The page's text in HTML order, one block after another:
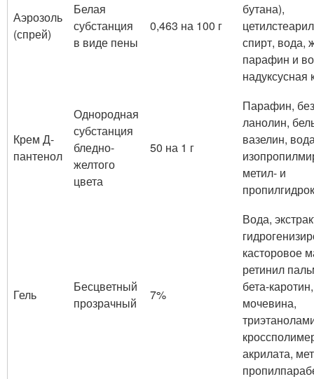
Аэрозоль
(спрей)
Белая
субстанция
в виде пены
0,463 на 100 г
бутана),
спирт, вода,
парафин и
надуксусная
Крем Д-
пантенол
Однородная
субстанция
бледно-
желтого
цвета
50 на 1 г
Парафин,
ланолин,
вазелин,
метил- и
Гель
Бесцветный
прозрачный
7%
Вода,
касторовое
ретинил
бета-каротин,
мочевина,
акрилата,